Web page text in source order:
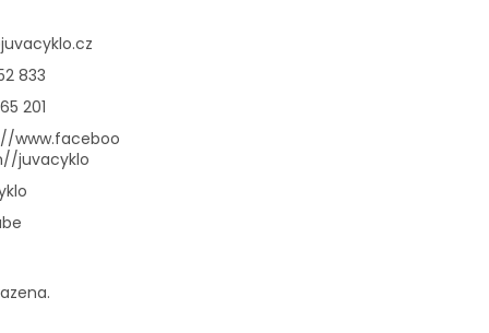
juvacyklo.cz
833
201
www.faceboo
juvacyklo